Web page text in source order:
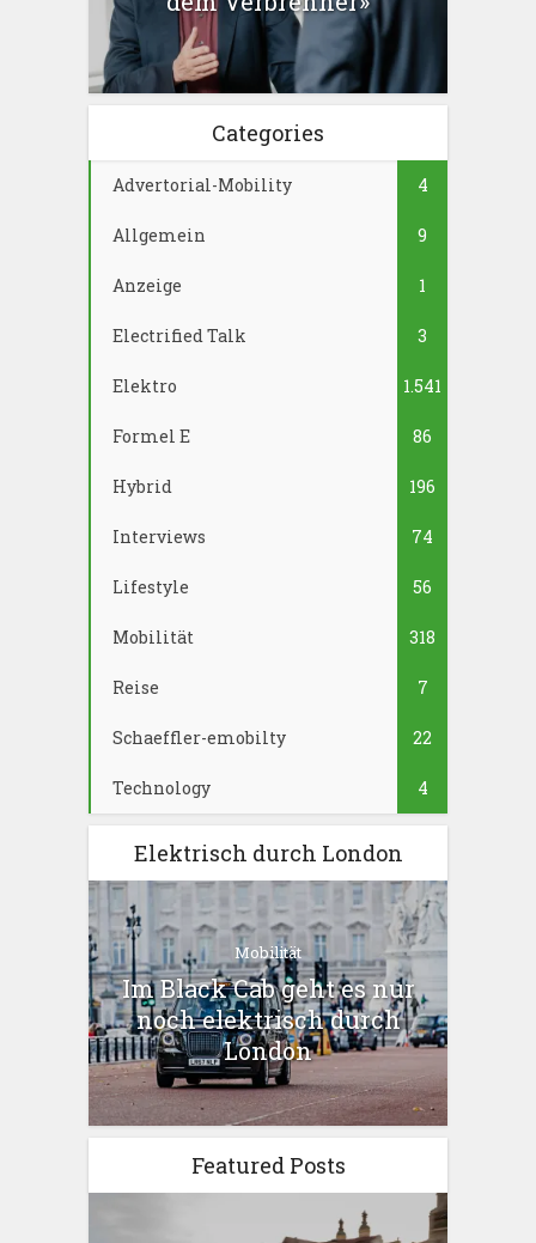
Categories
Advertorial-Mobility 4
Allgemein 9
Anzeige 1
Electrified Talk 3
Elektro 1.541
Formel E 86
Hybrid 196
Interviews 74
Lifestyle 56
Mobilität 318
Reise 7
Schaeffler-emobilty 22
Technology 4
Elektrisch durch London
Mobilität
Im Black Cab geht es nur
noch elektrisch durch
London
Featured Posts